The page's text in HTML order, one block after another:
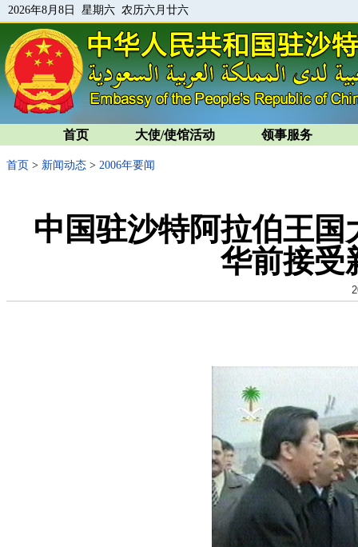
2026年8月8日 星期六 农历六月廿六
首页 大使/使馆活动 领事服务
首页 > 新闻动态 > 2006年要闻
中国驻沙特阿拉伯王
华前接受